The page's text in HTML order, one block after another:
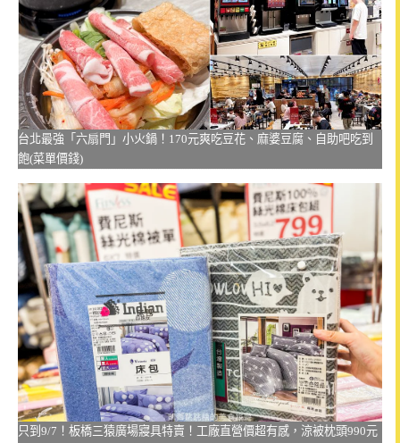
台北最強「六扇門」小火鍋！170元爽吃豆花、麻婆豆腐、自助吧吃到
飽(菜單價錢)
只到9/7！板橋三猿廣場寢具特賣！工廠直營價超有感，涼被枕頭990元